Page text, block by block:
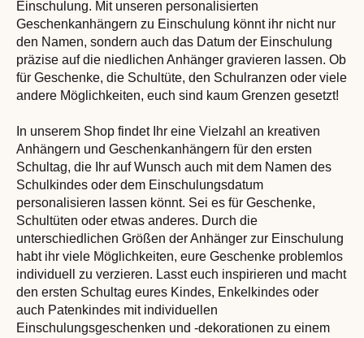
Einschulung. Mit unseren personalisierten
Geschenkanhängern zu Einschulung könnt ihr nicht nur
den Namen, sondern auch das Datum der Einschulung
präzise auf die niedlichen Anhänger gravieren lassen. Ob
für Geschenke, die Schultüte, den Schulranzen oder viele
andere Möglichkeiten, euch sind kaum Grenzen gesetzt!
In unserem Shop findet Ihr eine Vielzahl an kreativen
Anhängern und Geschenkanhängern für den ersten
Schultag, die Ihr auf Wunsch auch mit dem Namen des
Schulkindes oder dem Einschulungsdatum
personalisieren lassen könnt. Sei es für Geschenke,
Schultüten oder etwas anderes. Durch die
unterschiedlichen Größen der Anhänger zur Einschulung
habt ihr viele Möglichkeiten, eure Geschenke problemlos
individuell zu verzieren. Lasst euch inspirieren und macht
den ersten Schultag eures Kindes, Enkelkindes oder
auch Patenkindes mit individuellen
Einschulungsgeschenken und -dekorationen zu einem